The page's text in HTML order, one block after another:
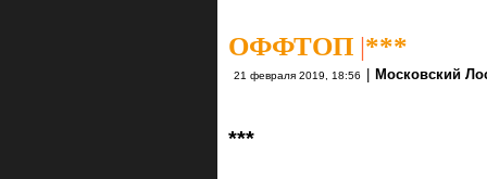
ОФФТОП |***
21 февраля 2019, 18:56 Московский
***